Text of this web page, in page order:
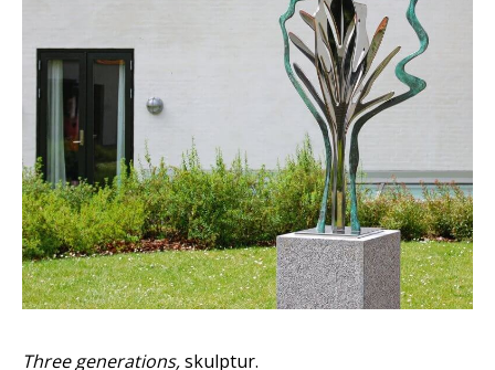
Three generations,skulptur.